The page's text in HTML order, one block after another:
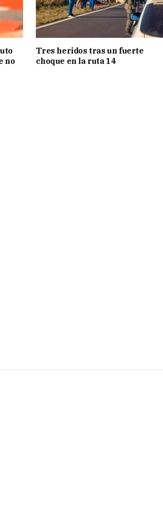
no
Tres heridos tras un fuerte
choque en la ruta 14